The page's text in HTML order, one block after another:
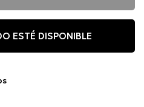
ESTÉ DISPONIBLE